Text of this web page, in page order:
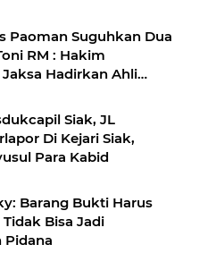
Paoman Suguhkan Dua
RM : ​Hakim
Hadirkan Ahli
Siak, JL
Di Kejari Siak,
Para Kabid
Barang Bukti Harus
Bisa Jadi
Pidana